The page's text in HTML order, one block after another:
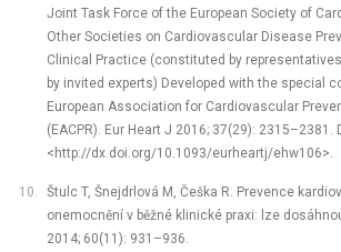
Joint Task Force of the European Society of
Other Societies on Cardiovascular Disease
Clinical Practice (constituted by
by invited experts) Developed with the special
European Association for Cardiovascular
(EACPR). Eur Heart J 2016; 37(29): 2315–2381.
<http://dx.doi.org/10.1093/eurheartj/ehw106>.
Štulc T, Šnejdrlová M, Češka R. Prevence
onemocnění v běžné klinické praxi: lze
2014; 60(11): 931–936.